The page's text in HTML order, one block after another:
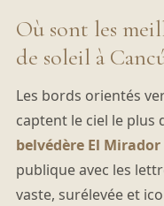
Où sont les
de soleil à
Les bords orientés
captent le ciel le plus
belvédère El Mirador
publique avec les
vaste, surélevée et